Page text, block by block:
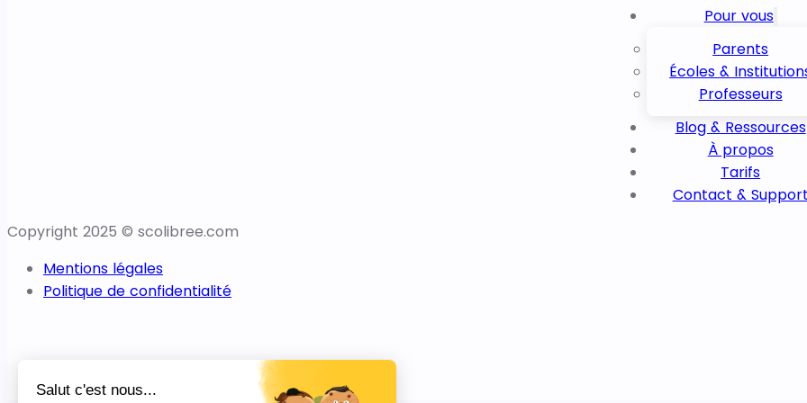
Pour vous
Parents
Écoles &
Professeurs
Blog & Ressources
À propos
Tarifs
Contact &
Copyright 2025 © scolibree.com
Mentions légales
Politique de confidentialité